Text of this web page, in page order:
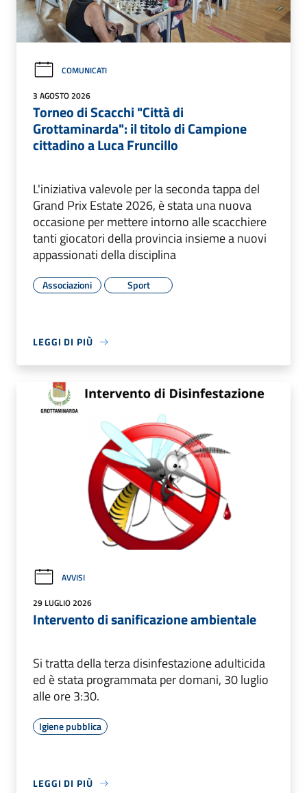
COMUNICATI
3 AGOSTO 2026
Torneo di Scacchi "Città di
Grottaminarda": il titolo di Campione
cittadino a Luca Fruncillo
L'iniziativa valevole per la seconda tappa del
Grand Prix Estate 2026, è stata una nuova
occasione per mettere intorno alle scacchiere
tanti giocatori della provincia insieme a nuovi
appassionati della disciplina
Associazioni Sport
LEGGI DI PIÙ
AVVISI
29 LUGLIO 2026
Intervento di sanificazione ambientale
Si tratta della terza disinfestazione adulticida
ed è stata programmata per domani, 30 luglio
alle ore 3:30.
Igiene pubblica
LEGGI DI PIÙ